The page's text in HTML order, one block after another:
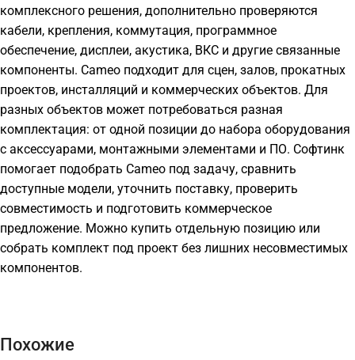
комплексного решения, дополнительно проверяются
кабели, крепления, коммутация, программное
обеспечение, дисплеи, акустика, ВКС и другие связанные
компоненты. Cameo подходит для сцен, залов, прокатных
проектов, инсталляций и коммерческих объектов. Для
разных объектов может потребоваться разная
комплектация: от одной позиции до набора оборудования
с аксессуарами, монтажными элементами и ПО. Софтинк
помогает подобрать Cameo под задачу, сравнить
доступные модели, уточнить поставку, проверить
совместимость и подготовить коммерческое
предложение. Можно купить отдельную позицию или
собрать комплект под проект без лишних несовместимых
компонентов.
Похожие